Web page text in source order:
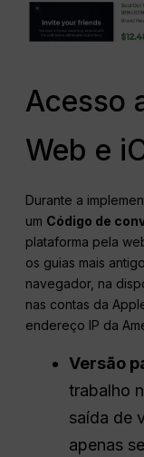
Acesso
Web e
Durante a
um Código de
plataforma pela
os guias mais
navegador, na
nas contas da
endereço IP da
Versão
trabalho
saída de
apenas